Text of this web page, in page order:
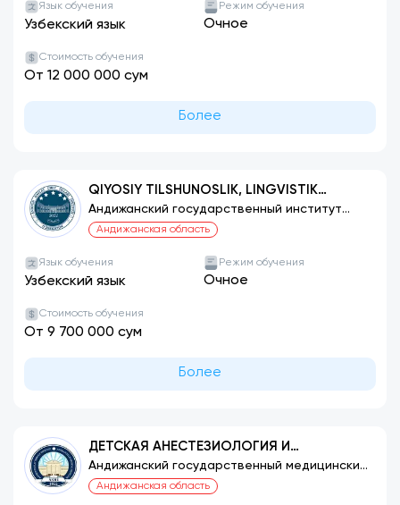
Язык обучения
Узбекский язык
Режим обучения
Очное
Стоимость обучения
От 12 000 000 сум
Более
QIYOSIY TILSHUNOSLIK, LINGVISTIK
TARJIMASHUNOSLIK (INGLIZ TILI)
Андижанский государственный институт
иностранных языков
Андижанская область
Язык обучения
Узбекский язык
Режим обучения
Очное
Стоимость обучения
От 9 700 000 сум
Более
ДЕТСКАЯ АНЕСТЕЗИОЛОГИЯ И
РЕАНИМАТОЛОГИЯ
Андижанский государственный медицинский
институт
Андижанская область